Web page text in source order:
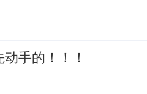
手的！！！